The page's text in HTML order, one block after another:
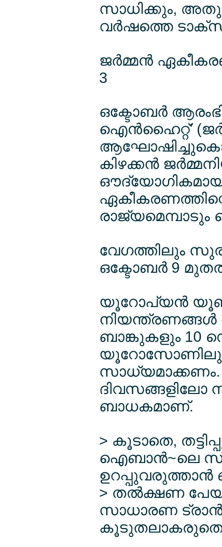
സാധിക്കും,
വര്‍ഷത്തെ ടാക്സ്
ജര്‍മ്മന്‍
3
ഒക്ടോബര്‍
ഐന്‍ഹൈറ്റ്'
കിഴക്കന്‍
വേഗത്തിലും
ഒക്ടോബര്‍ 9
യൂറോപ്യന്‍
നിയന്ത്രണങ്ങള്‍
ബാങ്കുകളും 10
സാധ്യമാക്കണം.
ബാധകമാണ്.
> കൂടാതെ,
ഐബാന്‍~ലെ
> തല്‍ക്ഷണ
സാധാരണ